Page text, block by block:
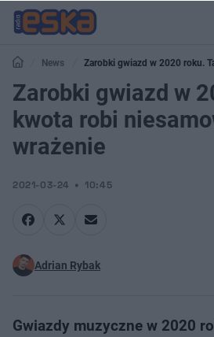
News
Zarobki gwiazd w 2020 roku.
wrażenie
Zarobki gwiazd w
kwota robi
wrażenie
2021-03-24 10:45
Adrian Rybak
Gwiazdy muzyczne w 2020